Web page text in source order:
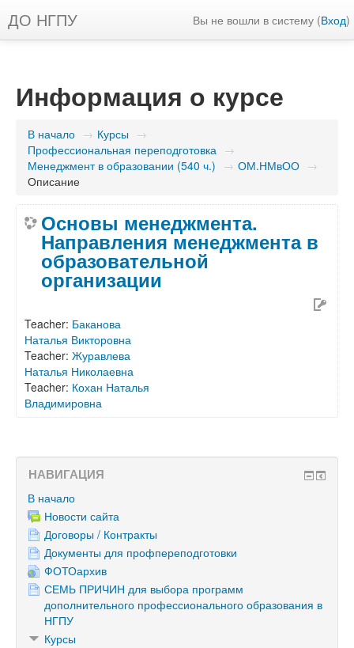
ДО НГПУ Вы не вошли в систему (Вход)
Информация о курсе
В начало → Курсы →
Профессиональная переподготовка →
Менеджмент в образовании (540 ч.) → ОМ.НМвОО →
Описание
Основы менеджмента.
Направления менеджмента в
образовательной
организации
Teacher: Баканова
Наталья Викторовна
Teacher: Журавлева
Наталья Николаевна
Teacher: Кохан Наталья
Владимировна
НАВИГАЦИЯ
В начало
Новости сайта
Договоры / Контракты
Документы для профпереподготовки
ФОТОархив
СЕМЬ ПРИЧИН для выбора программ
дополнительного профессионального образования в
НГПУ
Курсы